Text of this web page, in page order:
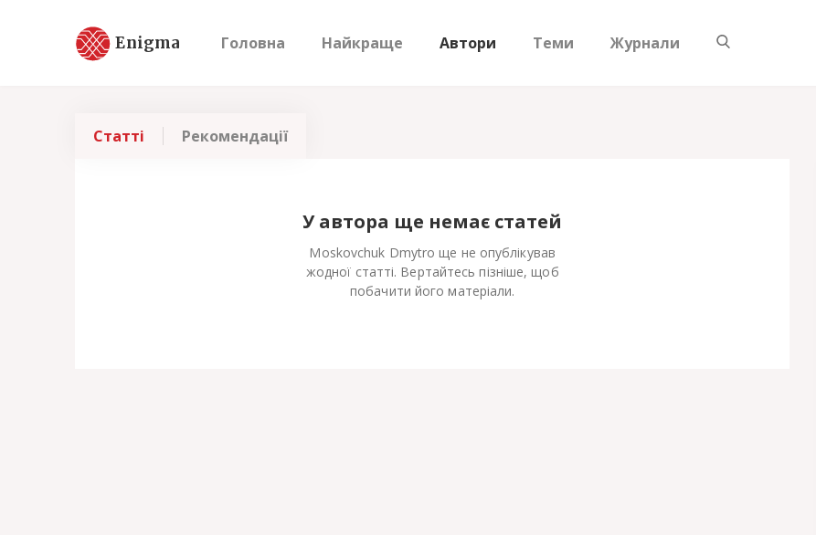
Enigma Головна Найкраще Автори Теми Журнали
Статті Рекомендації
У автора ще немає статей
Moskovchuk Dmytro ще не опублікував
жодної статті. Вертайтесь пізніше, щоб
побачити його матеріали.